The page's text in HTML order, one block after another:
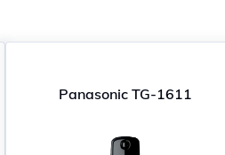
Panasonic TG-1611